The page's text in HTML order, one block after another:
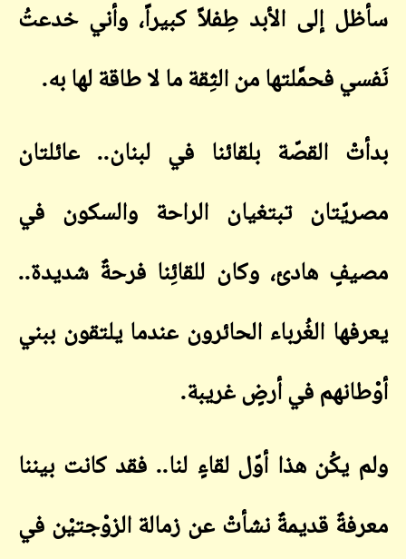
سأظل إلى الأبد طِفلاً كبيراً، وأني خدعتُ
نَفسي فحمَّلتها من الثِقة ما لا طاقة لها به.
بدأتْ القصّة بلقائنا في لبنان.. عائلتان
مصريّتان تبتغيان الراحة والسكون في
مصيفٍ هادئ، وكان للقائِنا فرحةٌ شديدة..
يعرفها الغُرباء الحائرون عندما يلتقون ببني
أوْطانهم في أرضٍ غريبة.
ولم يكُن هذا أوّل لقاءٍ لنا.. فقد كانت بيننا
معرفةٌ قديمةٌ نشأتْ عن زمالة الزوْجتيْن في